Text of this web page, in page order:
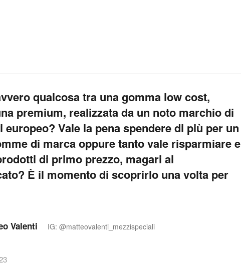
qualcosa tra una gomma low cost,
premium, realizzata da un noto marchio di
europeo? Vale la pena spendere di più per un
di marca oppure tanto vale risparmiare e
di primo prezzo, magari al
È il momento di scoprirlo una volta per
Valenti IG: @matteovalenti_mezzispeciali